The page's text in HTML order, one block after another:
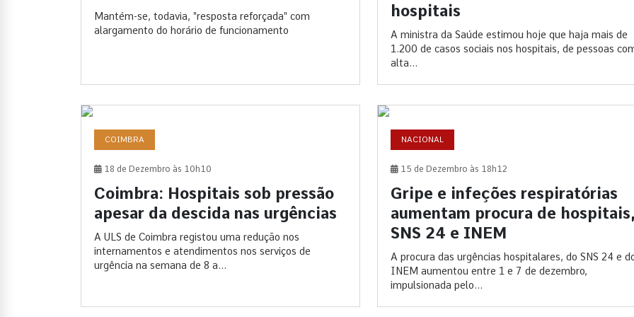
Mantém-se, todavia, "resposta reforçada" com
alargamento do horário de funcionamento
hospitais
A ministra da Saúde estimou hoje que haja mais de
1.200 de casos sociais nos hospitais, de pessoas
alta...
COIMBRA
18 de Dezembro às 10h10
Coimbra: Hospitais sob pressão
apesar da descida nas urgências
A ULS de Coimbra registou uma redução nos
internamentos e atendimentos nos serviços de
urgência na semana de 8 a...
NACIONAL
15 de Dezembro às 18h12
Gripe e infeções respiratórias
aumentam procura de hospitais,
SNS 24 e INEM
A procura das urgências hospitalares, do SNS 24 e
INEM aumentou entre 1 e 7 de dezembro,
impulsionada pelo...